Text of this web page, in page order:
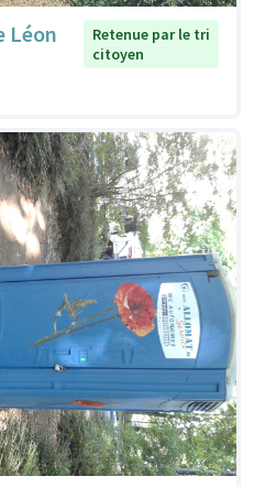
Léon
Retenue par le tri
citoyen